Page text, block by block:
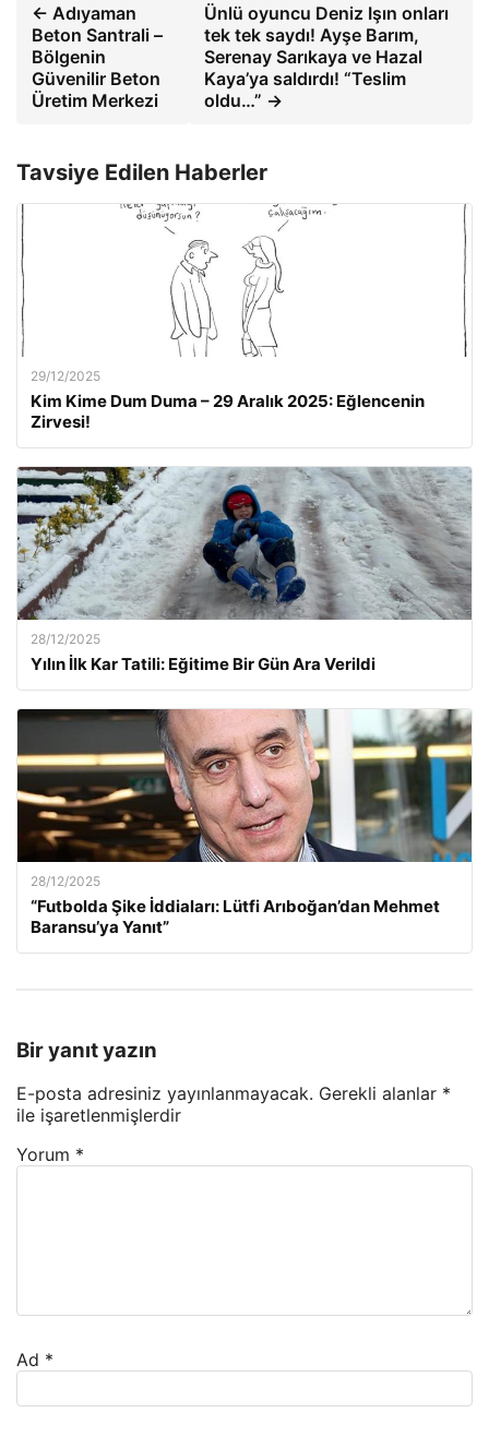
← Adıyaman
Beton Santrali –
Bölgenin
Güvenilir Beton
Üretim Merkezi
Ünlü oyuncu Deniz Işın onları
tek tek saydı! Ayşe Barım,
Serenay Sarıkaya ve Hazal
Kaya’ya saldırdı! “Teslim
oldu…” →
Tavsiye Edilen Haberler
29/12/2025
Kim Kime Dum Duma – 29 Aralık 2025: Eğlencenin
Zirvesi!
28/12/2025
Yılın İlk Kar Tatili: Eğitime Bir Gün Ara Verildi
28/12/2025
“Futbolda Şike İddiaları: Lütfi Arıboğan’dan Mehmet
Baransu’ya Yanıt”
Bir yanıt yazın
E-posta adresiniz yayınlanmayacak. Gerekli alanlar *
ile işaretlenmişlerdir
Yorum *
Ad *